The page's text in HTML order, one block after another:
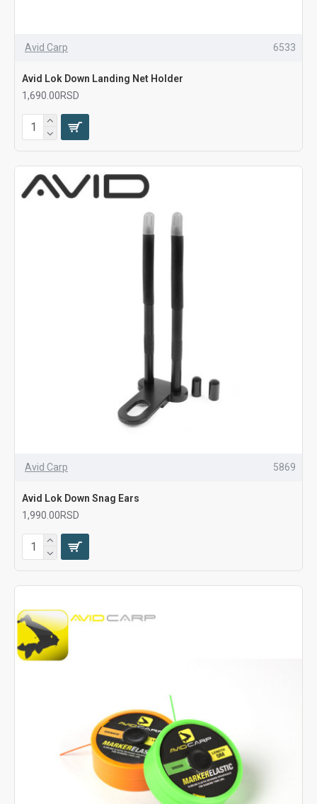
Avid Carp 6533
Avid Lok Down Landing Net Holder
1,690.00RSD
Avid Carp 5869
Avid Lok Down Snag Ears
1,990.00RSD